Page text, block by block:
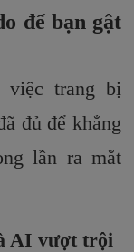
để bạn gật
việc trang bị
đủ để khẳng
lần ra mắt
AI vượt trội